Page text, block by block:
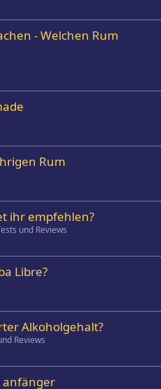
- Welchen Rum
Rum
ihr empfehlen?
und Reviews
Libre?
Alkoholgehalt?
Reviews